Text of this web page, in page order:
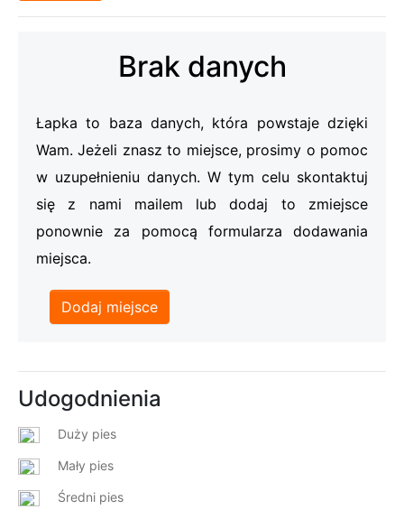
Brak danych
Łapka to baza danych, która powstaje dzięki
Wam. Jeżeli znasz to miejsce, prosimy o pomoc
w uzupełnieniu danych. W tym celu skontaktuj
się z nami mailem lub dodaj to zmiejsce
ponownie za pomocą formularza dodawania
miejsca.
Dodaj miejsce
Udogodnienia
Duży pies
Mały pies
Średni pies